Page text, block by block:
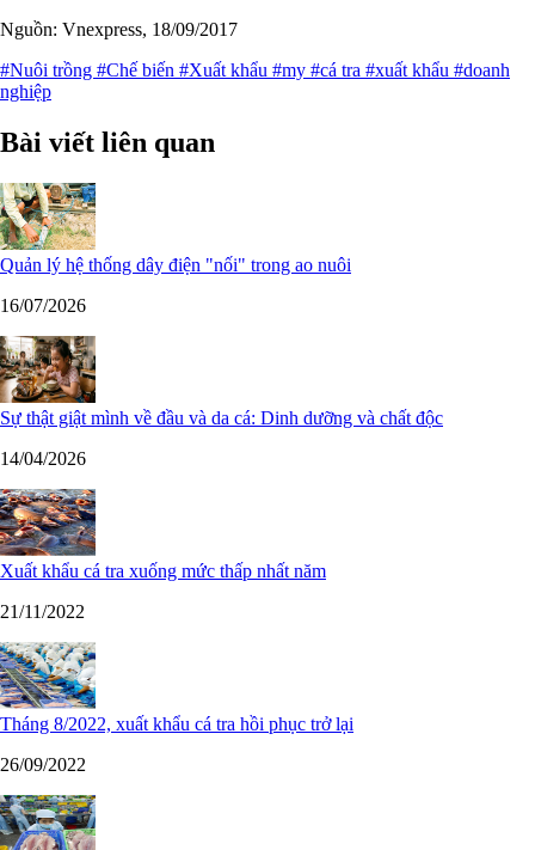
Nguồn: Vnexpress, 18/09/2017
#Nuôi trồng #Chế biến #Xuất khẩu #my #cá tra #xuất khẩu #doanh
nghiệp
Bài viết liên quan
Quản lý hệ thống dây điện "nối" trong ao nuôi
16/07/2026
Sự thật giật mình về đầu và da cá: Dinh dưỡng và chất độc
14/04/2026
Xuất khẩu cá tra xuống mức thấp nhất năm
21/11/2022
Tháng 8/2022, xuất khẩu cá tra hồi phục trở lại
26/09/2022